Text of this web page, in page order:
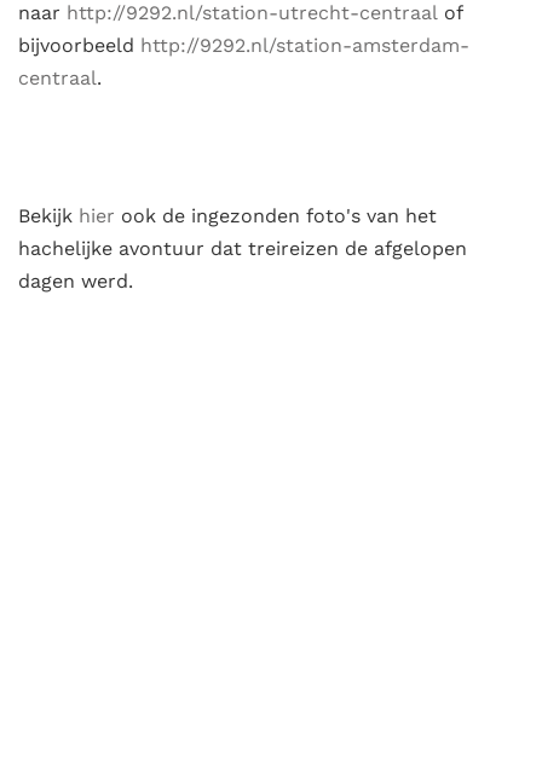
naar http://9292.nl/station-utrecht-centraal of
bijvoorbeeld http://9292.nl/station-amsterdam-
centraal.
Bekijk hier ook de ingezonden foto's van het
hachelijke avontuur dat treireizen de afgelopen
dagen werd.